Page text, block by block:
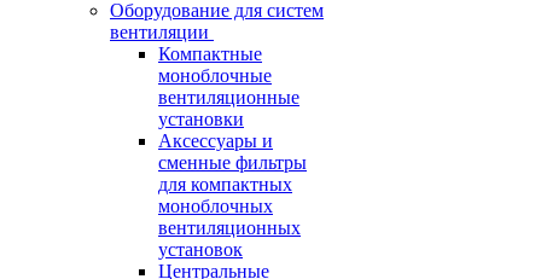
Оборудование для систем
вентиляции
Компактные
моноблочные
вентиляционные
установки
Аксессуары и
сменные фильтры
для компактных
моноблочных
вентиляционных
установок
Центральные